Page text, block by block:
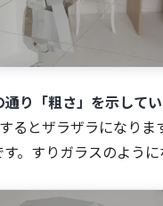
通り「粗さ」を示して
るとザラザラになりま
。すりガラスのように